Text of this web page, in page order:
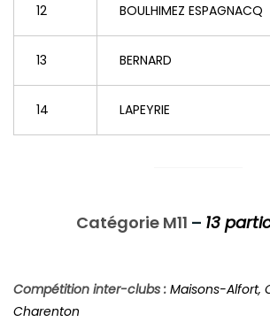
12 BOULHIMEZ ESPAGNACQ
13 BERNARD
14 LAPEYRIE
Catégorie M11 – 13
Compétition inter-clubs : Maisons-Alfort,
Charenton